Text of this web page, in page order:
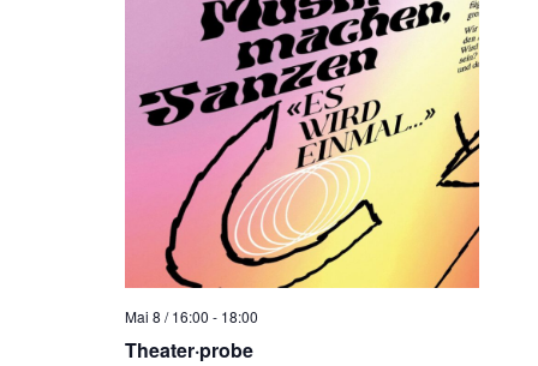
Theater·probe
Mai 8 / 16:00 - 18:00